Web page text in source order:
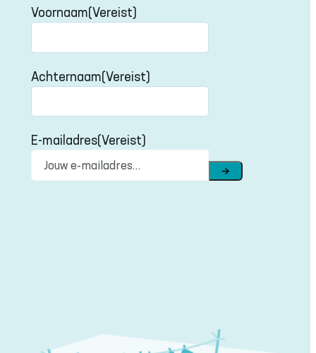
Voornaam(Vereist)
Achternaam(Vereist)
E-mailadres(Vereist)
→